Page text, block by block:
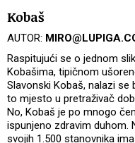
Kobaš
AUTOR:
Raspitujući se o jednom
Kobašima, tipičnom
Slavonski Kobaš, nalazi se
to mjesto u pretraživač
No, Kobaš je po mnogo
ispunjeno zdravim duhom.
svojih 1.500 stanovnika